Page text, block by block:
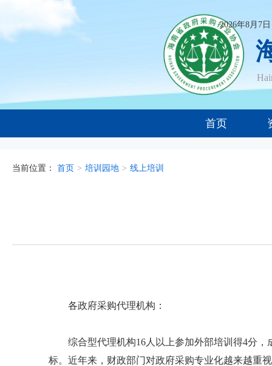
2026年8月7
首页
当前位置： 首页 > 培训园地 > 线上培训
各政府采购代理机构：
综合型代理机构16人以上参加外部培训得4分
标。近年来，财政部门对政府采购专业化越来越重